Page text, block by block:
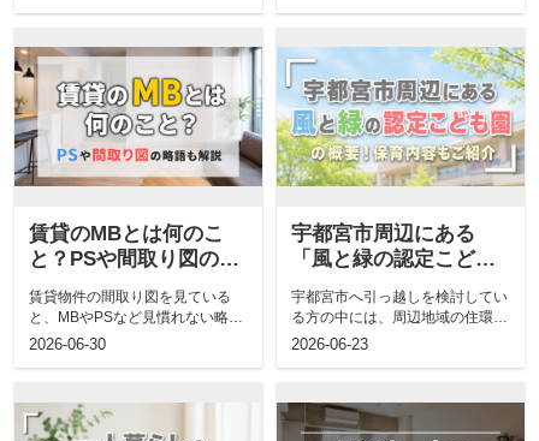
賃貸のMBとは何のこ
と？PSや間取り図の略
語も解説
賃貸物件の間取り図を見ている
と、MBやPSなど見慣れない略語
に戸惑う方も多いのではないでし
2026-06-30
宇都宮市周辺にある
「風と緑の認定こども
園」の概要！保育内容
もご紹介
宇都宮市へ引っ越しを検討してい
る方の中には、周辺地域の住環境
や教育施設について非常に強い関
2026-06-23